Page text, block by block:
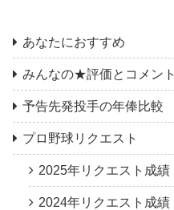
あなたにおすすめ
みんなの★評価とコメント
予告先発投手の年俸比較
プロ野球リクエスト
2025年リクエスト成績
2024年リクエスト成績